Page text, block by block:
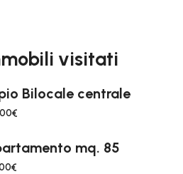
visitati
Bilocale centrale
mq. 85